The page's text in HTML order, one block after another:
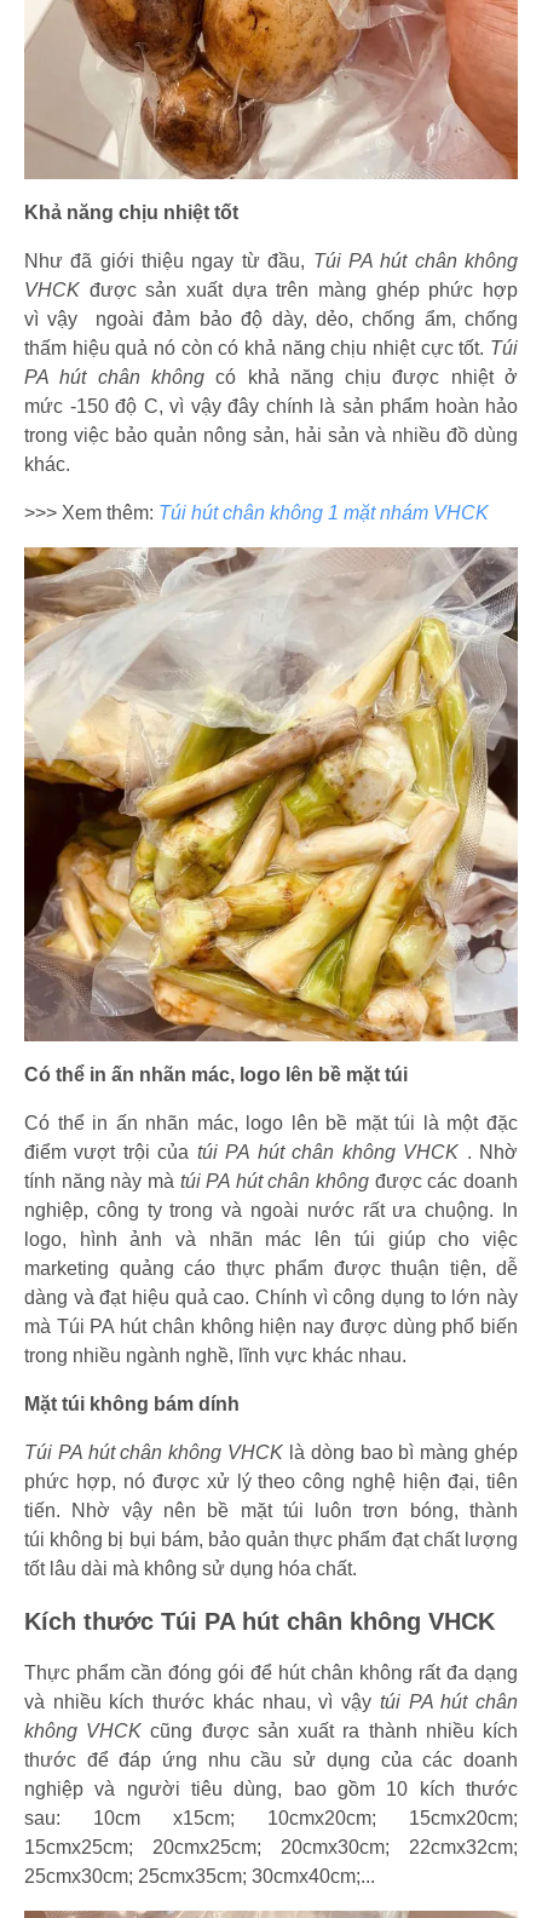
Khả năng chịu nhiệt tốt
Như đã giới thiệu ngay từ đầu, Túi PA hút chân không
VHCK được sản xuất dựa trên màng ghép phức hợp
vì vậy ngoài đảm bảo độ dày, dẻo, chống ẩm, chống
thấm hiệu quả nó còn có khả năng chịu nhiệt cực tốt. Túi
PA hút chân khôngcó khả năng chịu được nhiệt ở
mức -150 độ C, vì vậy đây chính là sản phẩm hoàn hảo
trong việc bảo quản nông sản, hải sản và nhiều đồ dùng
khác.
>>> Xem thêm: Túi hút chân không 1 mặt nhám VHCK
Có thể in ấn nhãn mác, logo lên bề mặt túi
Có thể in ấn nhãn mác, logo lên bề mặt túi là một đặc
điểm vượt trội của túi PA hút chân không VHCK . Nhờ
tính năng này mà túi PA hút chân không được các doanh
nghiệp, công ty trong và ngoài nước rất ưa chuộng. In
logo, hình ảnh và nhãn mác lên túi giúp cho việc
marketing quảng cáo thực phẩm được thuận tiện, dễ
dàng và đạt hiệu quả cao. Chính vì công dụng to lớn này
mà Túi PA hút chân không hiện nay được dùng phổ biến
trong nhiều ngành nghề, lĩnh vực khác nhau.
Mặt túi không bám dính
Túi PA hút chân không VHCK là dòng bao bì màng ghép
phức hợp, nó được xử lý theo công nghệ hiện đại, tiên
tiến. Nhờ vậy nên bề mặt túi luôn trơn bóng, thành
túi không bị bụi bám, bảo quản thực phẩm đạt chất lượng
tốt lâu dài mà không sử dụng hóa chất.
Kích thước Túi PA hút chân không VHCK
Thực phẩm cần đóng gói để hút chân không rất đa dạng
và nhiều kích thước khác nhau, vì vậy túi PA hút chân
không VHCK cũng được sản xuất ra thành nhiều kích
thước để đáp ứng nhu cầu sử dụng của các doanh
nghiệp và người tiêu dùng, bao gồm 10 kích thước
sau: 10cm x15cm; 10cmx20cm; 15cmx20cm;
15cmx25cm; 20cmx25cm; 20cmx30cm; 22cmx32cm;
25cmx30cm; 25cmx35cm; 30cmx40cm;...